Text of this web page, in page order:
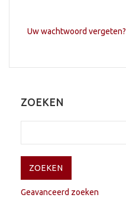
Uw wachtwoord vergeten?
ZOEKEN
Geavanceerd zoeken